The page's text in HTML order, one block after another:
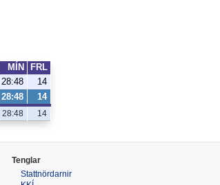
MÍN
FRL
28:48 14
28:48 14
28:48 14
Tenglar
Stattnördarnir